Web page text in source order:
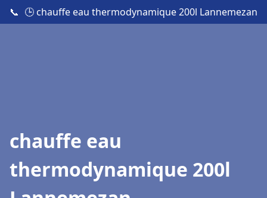
📞 🕒 chauffe eau thermodynamique 200l Lannemezan
chauffe eau
thermodynamique 200l